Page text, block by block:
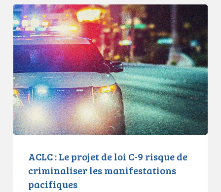
ACLC
:
Le
projet
de
loi
C-
9
risque
de
pacifiques
ACLC : Le projet de loi C-9 risque de
criminaliser les manifestations
pacifiques